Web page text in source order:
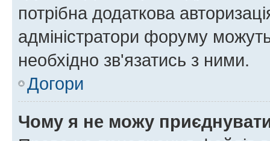
потрібна додаткова
адміністратори форуму
необхідно зв'язатись з ними.
Догори
Чому я не можу